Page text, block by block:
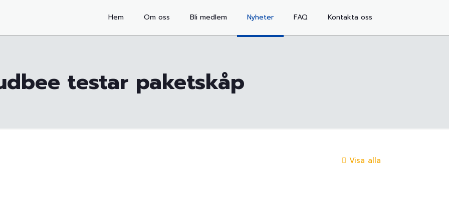
Hem Om oss Bli medlem Nyheter FAQ Kontakta oss
testar paketskåp
Visa alla